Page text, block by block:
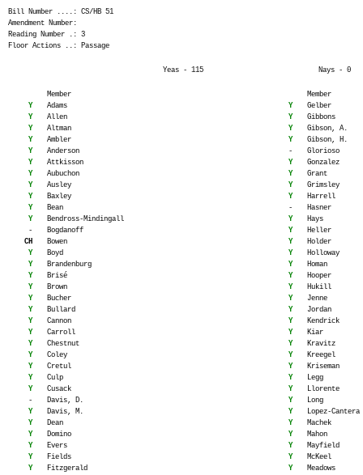
Bill Number ....: CS/HB 51
Amendment Number:
Reading Number .: 3
Floor Actions ..: Passage
Yeas - 115 Nays - 0
Member
Y
Adams
Y
Allen
Y
Altman
Y
Ambler
Y
Anderson
Y
Attkisson
Y
Aubuchon
Y
Ausley
Y
Baxley
Y
Bean
Y
Bendross-Mindingall
-
Bogdanoff
CH
Bowen
Y
Boyd
Y
Brandenburg
Y
Brisé
Y
Brown
Y
Bucher
Y
Bullard
Y
Cannon
Y
Carroll
Y
Chestnut
Y
Coley
Y
Cretul
Y
Culp
Y
Cusack
-
Davis, D.
Y
Davis, M.
Y
Dean
Y
Domino
Y
Evers
Y
Fields
Y
Fitzgerald
Member
Y
Gelber
Y
Gibbons
Y
Gibson, A.
Y
Gibson, H.
-
Glorioso
Y
Gonzalez
Y
Grant
Y
Grimsley
Y
Harrell
-
Hasner
Y
Hays
Y
Heller
Y
Holder
Y
Holloway
Y
Homan
Y
Hooper
Y
Hukill
Y
Jenne
Y
Jordan
Y
Kendrick
Y
Kiar
Y
Kravitz
Y
Kreegel
Y
Kriseman
Y
Legg
Y
Llorente
Y
Long
Y
Lopez-Cantera
Y
Machek
Y
Mahon
Y
Mayfield
Y
McKeel
Y
Meadows